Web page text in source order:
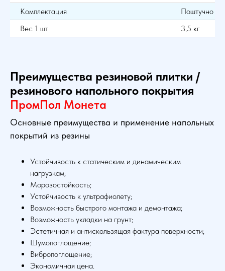
Комплектация
Поштучно
Вес 1 шт
3,5 кг
Преимущества резиновой плитки /
резинового напольного покрытия
ПромПол Монета
Основные преимущества и применение напольных
покрытий из резины
Устойчивость к статическим и динамическим
нагрузкам;
Морозостойкость;
Устойчивость к ультрафиолету;
Возможность быстрого монтажа и демонтажа;
Возможность укладки на грунт;
Эстетичная и антискользящая фактура поверхности;
Шумопоглощение;
Вибропоглощение;
Экономичная цена.